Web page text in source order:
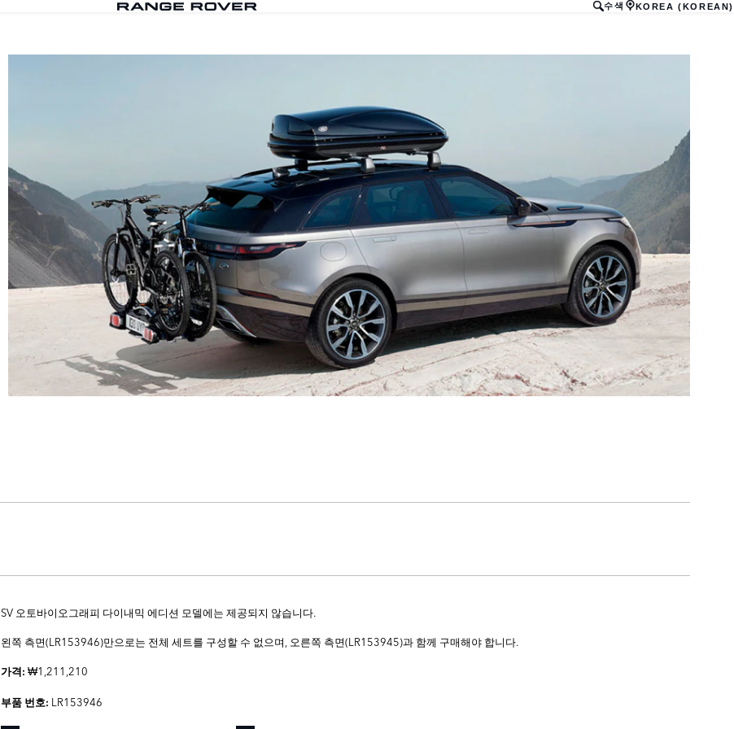
수색 KOREA (KOREAN)
SV 오토바이오그래피 다이내믹 에디션 모델에는 제공되지 않습니다.
왼쪽 측면(LR153946)만으로는 전체 세트를 구성할 수 없으며, 오른쪽 측면(LR153945)과 함께 구매해야 합니다.
가격:₩1,211,210
부품 번호: LR153946